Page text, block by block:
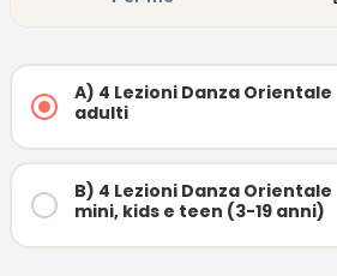
A) 4 Lezioni Danza Orientale
adulti
B) 4 Lezioni Danza Orientale
mini, kids e teen (3-19 anni)